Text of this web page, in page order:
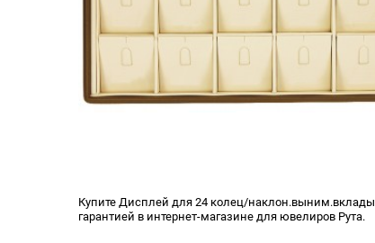
Купите Дисплей для 24 колец/
гарантией в интернет-магазине для ювелиров Рута.